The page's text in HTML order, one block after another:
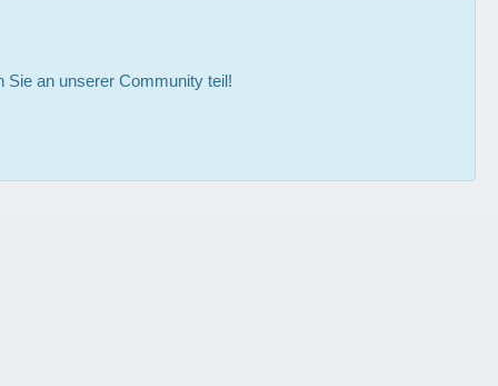
Sie an unserer Community teil!